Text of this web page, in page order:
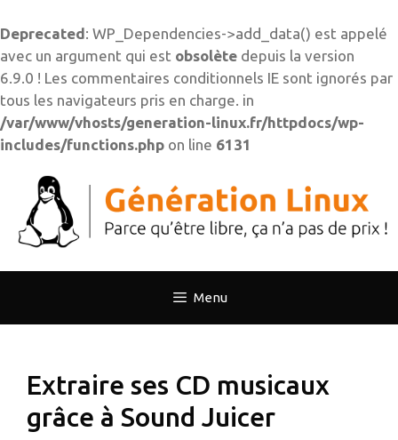
Deprecated: WP_Dependencies->add_data() est appelé
avec un argument qui est obsolète depuis la version
6.9.0 ! Les commentaires conditionnels IE sont ignorés par
tous les navigateurs pris en charge. in
/var/www/vhosts/generation-linux.fr/httpdocs/wp-
includes/functions.php on line 6131
contenu
Menu
Extraire ses CD musicaux
grâce à Sound Juicer